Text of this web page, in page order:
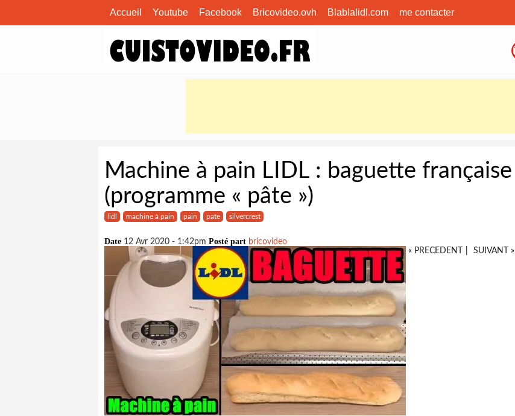
Accueil Youtube Facebook Bricovideo.ovh Blablalidl.com me contacter
Machine à pain LIDL : baguette française
(programme « pâte »)
lidl machine à pain pain pate silvercrest
Date 12 Avr 2020 - 1:42pm Posté part bricovideo
« PRECEDENT
SUIVANT »